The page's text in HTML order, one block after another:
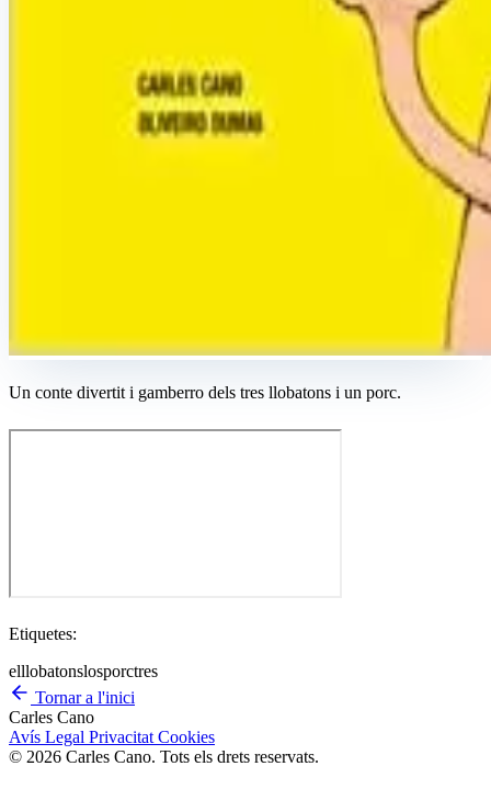
Un conte divertit i gamberro dels tres llobatons i un porc.
Etiquetes:
elllobatonslosporctres
Tornar a l'inici
Carles Cano
Avís Legal Privacitat Cookies
© 2026 Carles Cano. Tots els drets reservats.